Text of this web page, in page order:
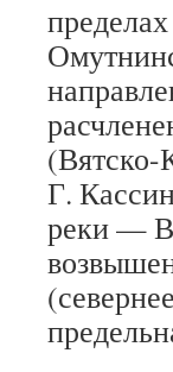
(Вятско-
Г.
реки —